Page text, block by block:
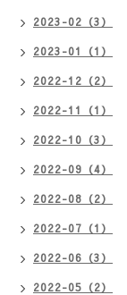
2023-02（3）
2023-01（1）
2022-12（2）
2022-11（1）
2022-10（3）
2022-09（4）
2022-08（2）
2022-07（1）
2022-06（3）
2022-05（2）